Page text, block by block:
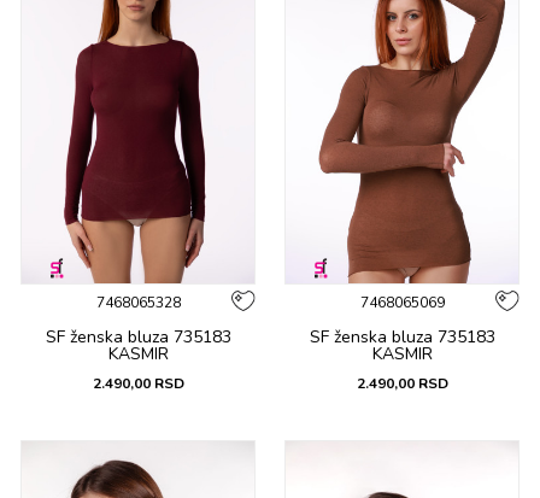
7468065328
SF ženska bluza 735183
KASMIR
2.490,00 RSD
7468065069
SF ženska bluza 735183
KASMIR
2.490,00 RSD